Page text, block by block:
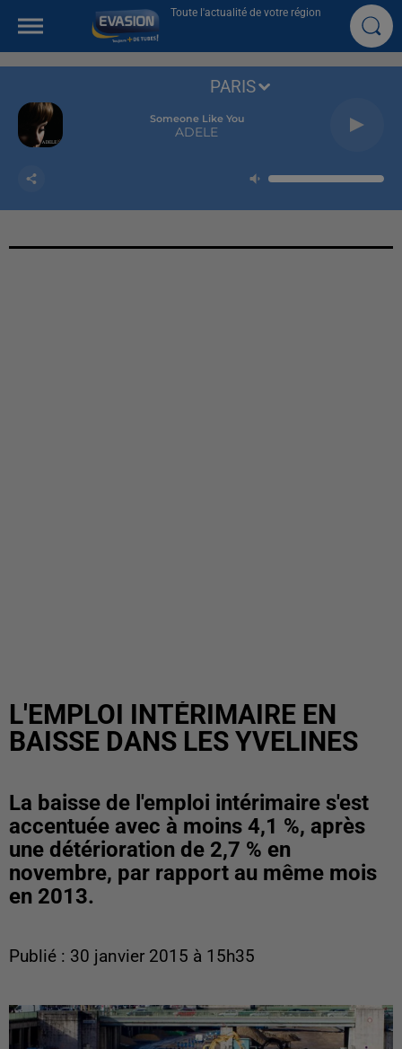
Toute l'actualité de votre région
Someone Like You
ADELE
PARIS
L'EMPLOI INTÉRIMAIRE EN
BAISSE DANS LES YVELINES
La baisse de l'emploi intérimaire s'est
accentuée avec à moins 4,1 %, après
une détérioration de 2,7 % en
novembre, par rapport au même mois
en 2013.
Publié : 30 janvier 2015 à 15h35